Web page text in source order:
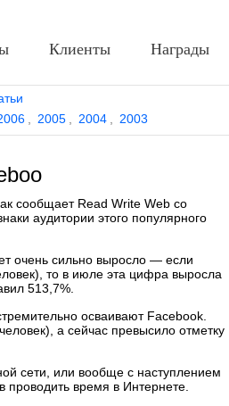
2005 2004 2003
сообщает Read Write Web со
аудитории этого популярного
очень сильно выросло — если
то в июле эта цифра выросла
513,7%.
осваивают Facebook.
а сейчас превысило отметку
сети, или вообще с наступлением
проводить время в Интернете.
Клиенты Награды